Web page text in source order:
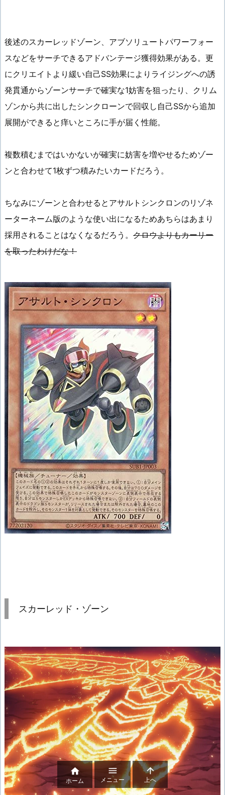
後述のスカーレッドゾーン、アブソリュートパワーフォー
スなどをサーチできるアドバンテージ獲得効果がある。更
にクリエイトより緩い自己SS効果によりライジングへの誘
発貫通からゾーンサーチで確実な1妨害を狙ったり、クリム
ゾンから共に出したシンクローンで回収し自己SSから追加
展開ができると痒いところに手が届く性能。
複数積むまではいかないが確実に妨害を増やせるためゾー
ンと合わせて1枚ずつ積みたいカードだろう。
ちなみにゾーンと合わせるとアサルトシンクロンのリゾネ
ーターネーム版のような使い出になるためあちらはあまり
採用されることはなくなるだろう。 クロウよりもカーリー
を取ったわけだな！
スカーレッド・ゾーン

ホーム

メニュー

上へ